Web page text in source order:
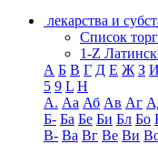
лекарства и
Список
1-Z
А Б В Г Д Е Ж З И
5 9 L H
А. Аа Аб Ав Аг
Б- Ба Бе Би Бл Бо
В- Ва Вг Ве Ви